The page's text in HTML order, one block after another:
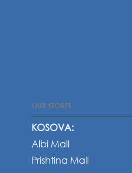
OUR STORES
KOSOVA:
Albi Mall
Prishtina Mall